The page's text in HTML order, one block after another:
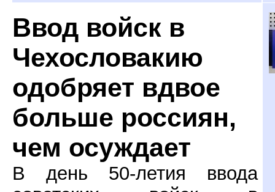
Ввод войск в
Чехословакию
одобряет вдвое
больше россиян,
чем осуждает
В день 50-летия ввода